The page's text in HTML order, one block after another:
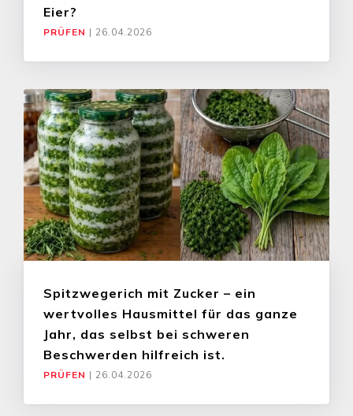
Eier?
PRÜFEN | 26.04.2026
Spitzwegerich mit Zucker – ein
wertvolles Hausmittel für das ganze
Jahr, das selbst bei schweren
Beschwerden hilfreich ist.
PRÜFEN | 26.04.2026